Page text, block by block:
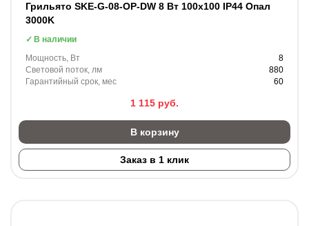
Грильято SKE-G-08-OP-DW 8 Вт 100x100 IP44 Опал
3000K
В наличии
Мощность, Вт
8
Световой поток, лм
880
Гарантийный срок, мес
60
1 115 руб.
В корзину
Заказ в 1 клик